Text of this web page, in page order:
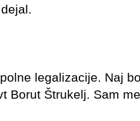
legalizacije. Naj
Borut Štrukelj. Sam